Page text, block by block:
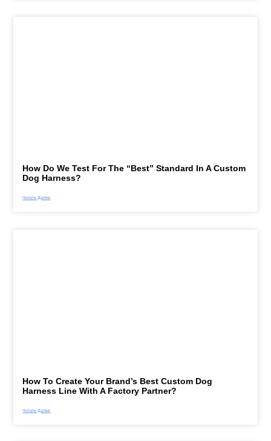
How Do We Test For The “best” Standard In A Custom
Dog Harness?
Читать Далее
How To Create Your Brand’s Best Custom Dog
Harness Line With A Factory Partner?
Читать Далее